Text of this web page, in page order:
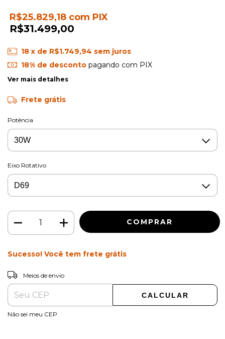
R$25.829,18 com PIX
R$31.499,00
18 x de R$1.749,94 sem juros
18% de descontopagando com PIX
Ver mais detalhes
Frete grátis
Potência
Eixo Rotativo
Sucesso! Você tem frete grátis
Entregas para o CEP:
Meios de envio
CALCULAR
Não sei meu CEP